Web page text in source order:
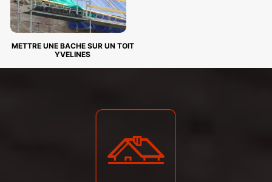
METTRE UNE BACHE SUR UN TOIT
YVELINES